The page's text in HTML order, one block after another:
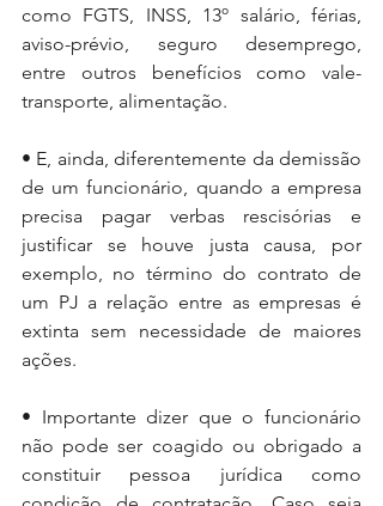
como FGTS, INSS, 13º salário, férias,
aviso-prévio, seguro desemprego,
entre outros benefícios como vale-
transporte, alimentação.
• E, ainda, diferentemente da demissão
de um funcionário, quando a empresa
precisa pagar verbas rescisórias e
justificar se houve justa causa, por
exemplo, no término do contrato de
um PJ a relação entre as empresas é
extinta sem necessidade de maiores
ações.
• Importante dizer que o funcionário
não pode ser coagido ou obrigado a
constituir pessoa jurídica como